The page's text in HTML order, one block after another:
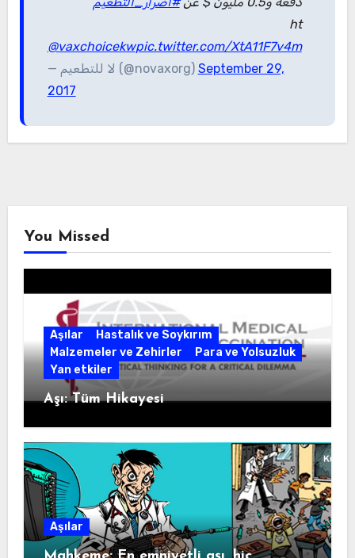
ht
@vaxchoicekwpic.twitter.com/XtA11F7v4m
— لا للتطعيم (@novaxorg) September 29,
2017
You Missed
Aşılar
Hastalık ve Soykırım
Malzemeler ve Zehirler
Para ve Yolsuzluk
Yan etkiler
Aşı: Tüm Hikayesi
Aşılar